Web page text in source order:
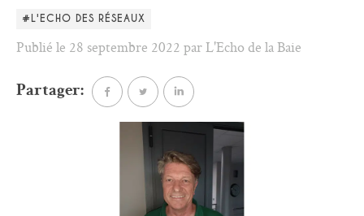
#L'ECHO DES RÉSEAUX
Publié le 28 septembre 2022 par L'Echo de la Baie
Partager: